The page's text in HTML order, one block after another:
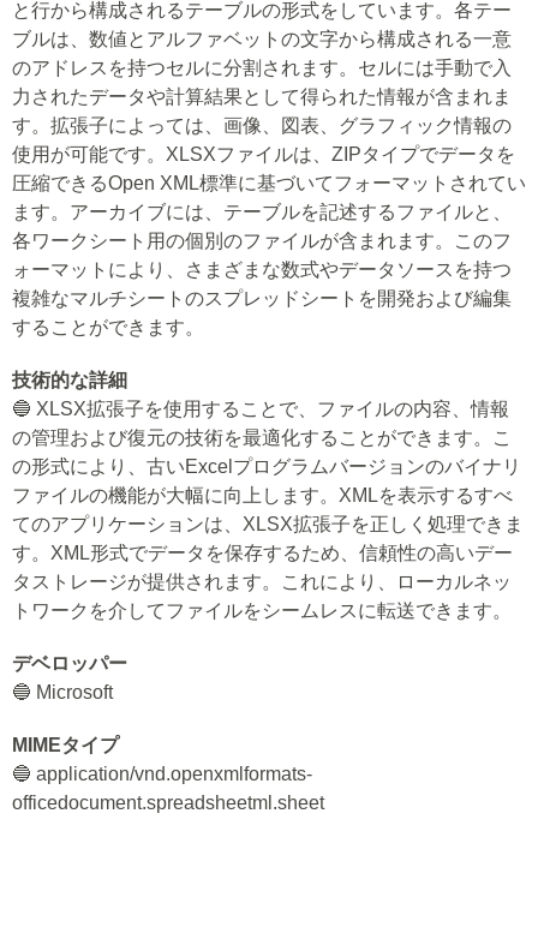
と行から構成されるテーブルの形式をしています。各テー
ブルは、数値とアルファベットの文字から構成される一意
のアドレスを持つセルに分割されます。セルには手動で入
力されたデータや計算結果として得られた情報が含まれま
す。拡張子によっては、画像、図表、グラフィック情報の
使用が可能です。XLSXファイルは、ZIPタイプでデータを
圧縮できるOpen XML標準に基づいてフォーマットされてい
ます。アーカイブには、テーブルを記述するファイルと、
各ワークシート用の個別のファイルが含まれます。このフ
ォーマットにより、さまざまな数式やデータソースを持つ
複雑なマルチシートのスプレッドシートを開発および編集
することができます。
技術的な詳細
🔵 XLSX拡張子を使用することで、ファイルの内容、情報
の管理および復元の技術を最適化することができます。こ
の形式により、古いExcelプログラムバージョンのバイナリ
ファイルの機能が大幅に向上します。XMLを表示するすべ
てのアプリケーションは、XLSX拡張子を正しく処理できま
す。XML形式でデータを保存するため、信頼性の高いデー
タストレージが提供されます。これにより、ローカルネッ
トワークを介してファイルをシームレスに転送できます。
デベロッパー
🔵 Microsoft
MIMEタイプ
🔵 application/vnd.openxmlformats-
officedocument.spreadsheetml.sheet